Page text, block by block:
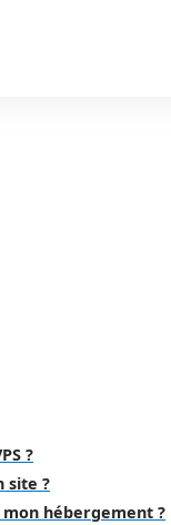
?
site ?
hébergement ?